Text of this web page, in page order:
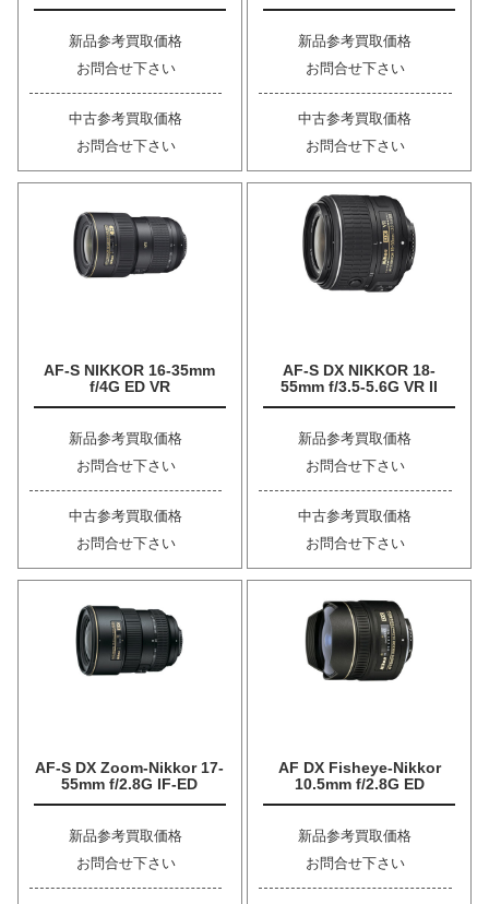
新品参考買取価格
お問合せ下さい
中古参考買取価格
お問合せ下さい
新品参考買取価格
お問合せ下さい
中古参考買取価格
お問合せ下さい
AF-S NIKKOR 16-35mm
f/4G ED VR
新品参考買取価格
お問合せ下さい
中古参考買取価格
お問合せ下さい
AF-S DX NIKKOR 18-
55mm f/3.5-5.6G VR II
新品参考買取価格
お問合せ下さい
中古参考買取価格
お問合せ下さい
AF-S DX Zoom-Nikkor 17-
55mm f/2.8G IF-ED
新品参考買取価格
お問合せ下さい
AF DX Fisheye-Nikkor
10.5mm f/2.8G ED
新品参考買取価格
お問合せ下さい